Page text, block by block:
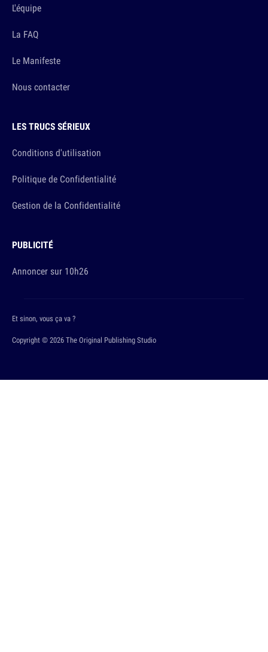
L'équipe
La FAQ
Le Manifeste
Nous contacter
LES TRUCS SÉRIEUX
Conditions d'utilisation
Politique de Confidentialité
Gestion de la Confidentialité
PUBLICITÉ
Annoncer sur 10h26
Copyright © 2026 The Original Publishing Studio
Et sinon, vous ça va ?